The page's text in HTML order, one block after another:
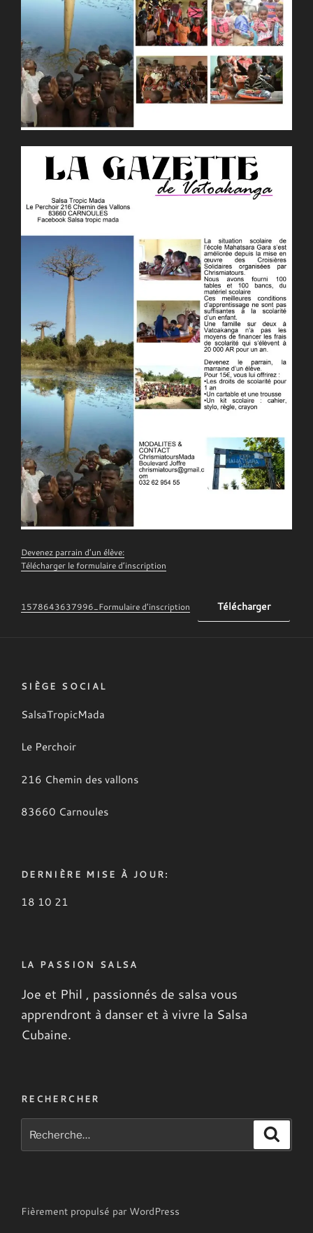
Devenez parrain d’un élève:
Télécharger le formulaire d’inscription
1578643637996_Formulaire d’inscription Télécharger
SIÈGE SOCIAL
SalsaTropicMada
Le Perchoir
216 Chemin des vallons
83660 Carnoules
DERNIÈRE MISE À JOUR:
18 10 21
LA PASSION SALSA
Joe et Phil , passionnés de salsa vous
apprendront à danser et à vivre la Salsa
Cubaine.
RECHERCHER
pour
Fièrement propulsé par WordPress